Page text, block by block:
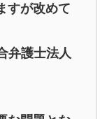
すが改めて
弁護士法人